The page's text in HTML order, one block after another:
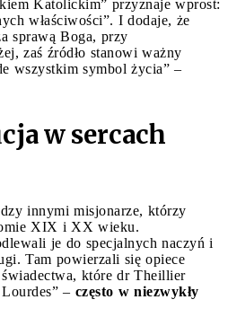
Katolickim” przyznaje wprost:
właściwości”. I dodaje, że
sprawą Boga, przy
zaś źródło stanowi ważny
wszystkim symbol życia” –
w sercach
innymi misjonarze, którzy
XIX i XX wieku.
je do specjalnych naczyń i
Tam powierzali się opiece
które dr Theillier
– często w niezwykły